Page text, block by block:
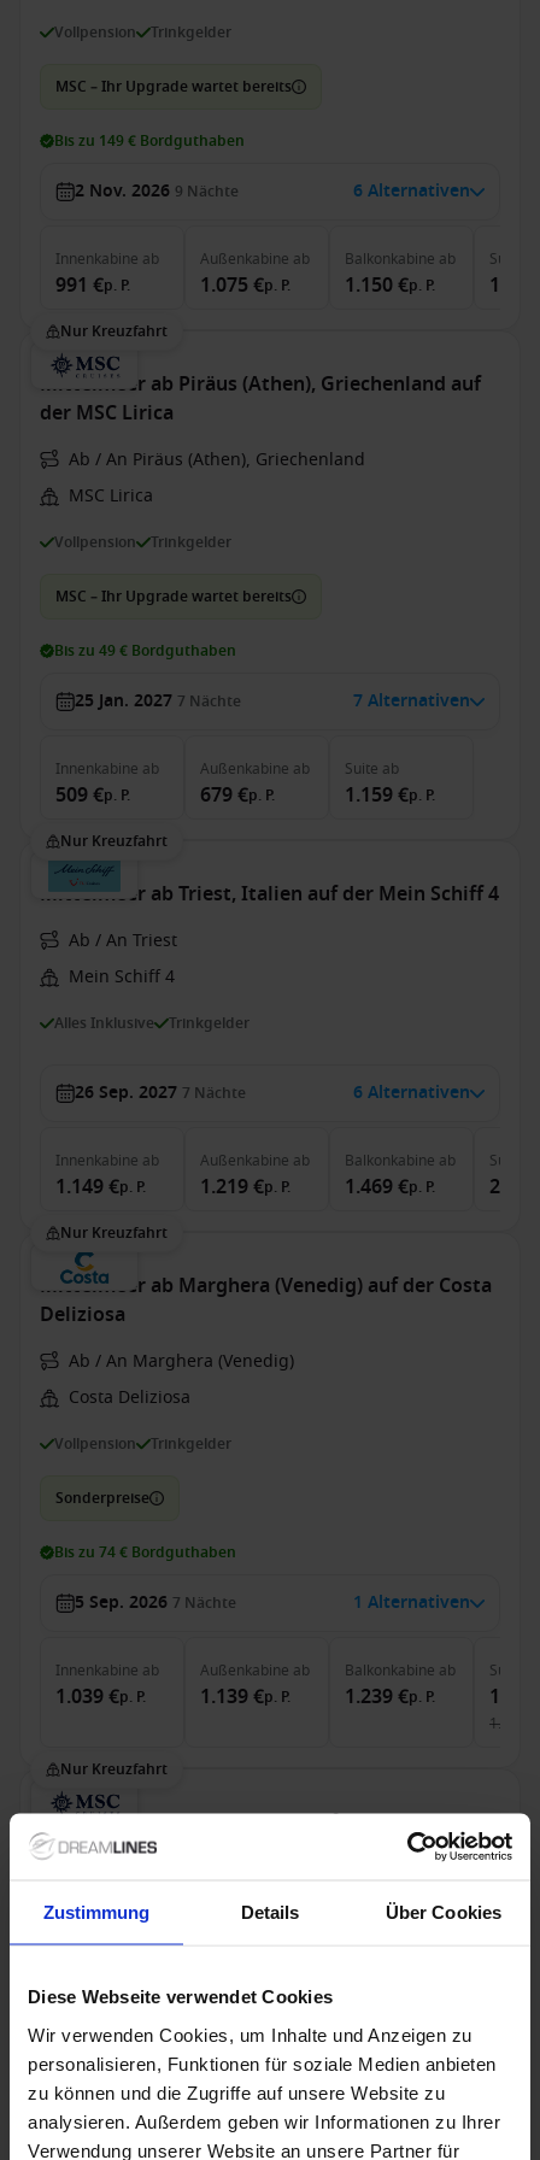
Zustimmung Details Über Cookies
Diese Webseite verwendet Cookies
Wir verwenden Cookies, um Inhalte und Anzeigen zu
personalisieren, Funktionen für soziale Medien anbieten
zu können und die Zugriffe auf unsere Website zu
analysieren. Außerdem geben wir Informationen zu Ihrer
Verwendung unserer Website an unsere Partner für
Vollpension Trinkgelder
MSC – Ihr Upgrade wartet bereits
Bis zu 149 € Bordguthaben
2 Nov. 2026 9 Nächte 6 Alternativen
Innenkabine ab
991 €p. P.
Außenkabine ab
1.075 €p. P.
Balkonkabine ab
1.150 €p. P.
Suite
Nur Kreuzfahrt
Mittelmeer ab Piräus (Athen), Griechenland auf
der MSC Lirica
Ab / An Piräus (Athen), Griechenland
MSC Lirica
Vollpension Trinkgelder
MSC – Ihr Upgrade wartet bereits
Bis zu 49 € Bordguthaben
25 Jan. 2027 7 Nächte 7 Alternativen
Innenkabine ab
509 €p. P.
Außenkabine ab
679 €p. P.
Suite ab
1.159 €p. P.
Nur Kreuzfahrt
Mittelmeer ab Triest, Italien auf der Mein Schiff 4
Ab / An Triest
Mein Schiff 4
Alles Inklusive Trinkgelder
26 Sep. 2027 7 Nächte 6 Alternativen
Innenkabine ab
1.149 €p. P.
Außenkabine ab
1.219 €p. P.
Balkonkabine ab
1.469 €p. P.
Suite
Nur Kreuzfahrt
Mittelmeer ab Marghera (Venedig) auf der Costa
Deliziosa
Ab / An Marghera (Venedig)
Costa Deliziosa
Vollpension Trinkgelder
Sonderpreise
Bis zu 74 € Bordguthaben
5 Sep. 2026 7 Nächte 1 Alternativen
Innenkabine ab
1.039 €p. P.
Außenkabine ab
1.139 €p. P.
Balkonkabine ab
1.239 €p. P.
Suite
1.765 €
Nur Kreuzfahrt
Mittelmeer ab Triest, Italien auf der MSC
Fantasia
MSC – Ihr Upgrade wartet bereits
Bis zu 99 € Bordguthaben
24 Sep. 2026 Nächte Keine alternativen